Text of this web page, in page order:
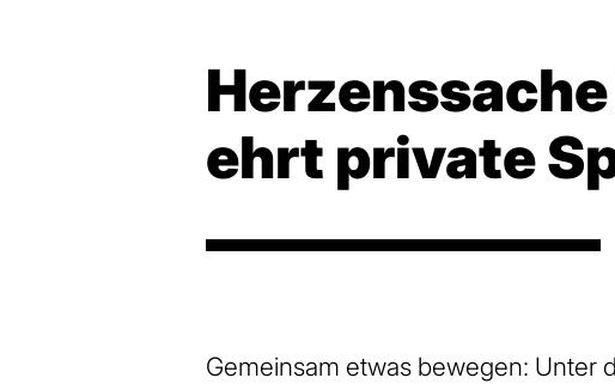
ehrt private
Gemeinsam etwas bewegen: Unter